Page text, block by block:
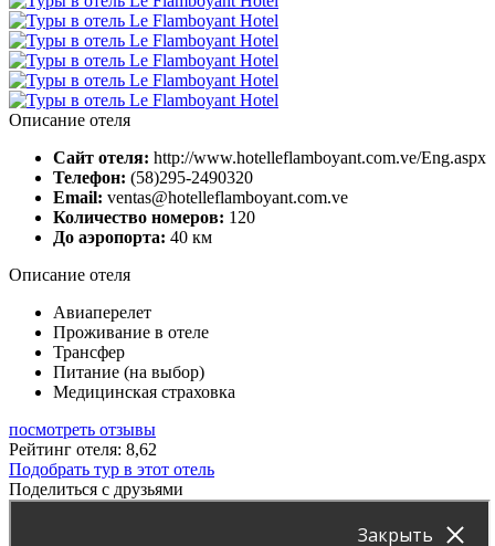
Описание отеля
Сайт отеля: http://www.hotelleflamboyant.com.ve/Eng.aspx
Телефон: (58)295-2490320
Email: ventas@hotelleflamboyant.com.ve
Количество номеров: 120
До аэропорта: 40 км
Описание отеля
Авиаперелет
Проживание в отеле
Трансфер
Питание (на выбор)
Медицинская страховка
посмотреть отзывы
Рейтинг отеля: 8,62
Подобрать тур в этот отель
Поделиться с друзьями